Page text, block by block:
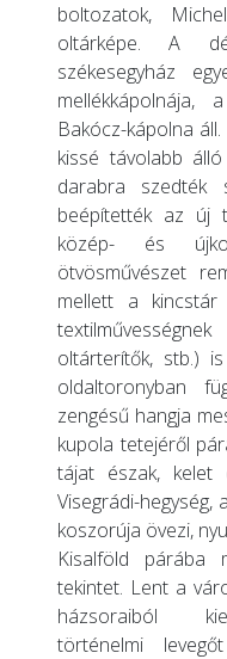
boltozatok,
oltárképe. A
székesegyház
Bakócz-kápolna
kissé távolabb
darabra szedték
beépítették az új
közép- és
ötvösművészet
mellett a
oltárterítők, stb.)
oldaltoronyban
zengésű hangja
kupola tetejéről
tájat észak,
Visegrádi-hegység,
koszorúja övezi,
Kisalföld párába
tekintet. Lent a
házsoraiból
történelmi